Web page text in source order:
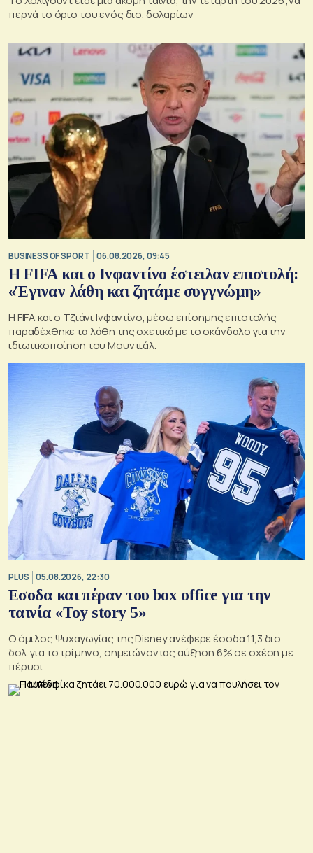
περνά το όριο του ενός δισ. δολαρίων
BUSINESS OF SPORT 06.08.2026, 09:45
Η FIFA και ο Ινφαντίνο έστειλαν επιστολή:
«Έγιναν λάθη και ζητάμε συγγνώμη»
Η FIFA και ο Τζιάνι Ινφαντίνο, μέσω επίσημης επιστολής
παραδέχθηκε τα λάθη της σχετικά με το σκάνδαλο για την
ιδιωτικοποίηση του Μουντιάλ.
PLUS 05.08.2026, 22:30
Εσοδα και πέραν του box office για την
ταινία «Toy story 5»
Ο όμιλος Ψυχαγωγίας της Disney ανέφερε έσοδα 11,3 δισ.
δολ. για το τρίμηνο, σημειώνοντας αύξηση 6% σε σχέση με
πέρυσι